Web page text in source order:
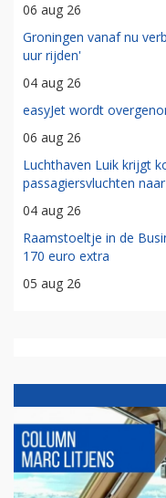
06 aug 26
Groningen vanaf nu
uur rijden'
04 aug 26
easyJet wordt
06 aug 26
Luchthaven Luik krijgt
passagiersvluchten
04 aug 26
Raamstoeltje in de
170 euro extra
05 aug 26